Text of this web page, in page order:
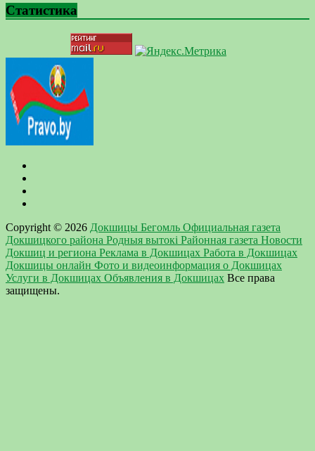
Статистика
Copyright © 2026 Докшицы Бегомль Официальная газета
Докшицкого района Родныя вытокi Районная газета Новости
Докшиц и региона Реклама в Докшицах Работа в Докшицах
Докшицы онлайн Фото и видеоинформация о Докшицах
Услуги в Докшицах Объявления в Докшицах Все права
защищены.